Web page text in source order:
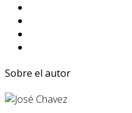
Sobre el autor